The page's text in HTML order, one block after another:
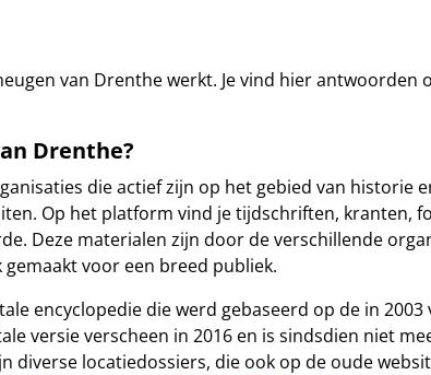
van Drenthe werkt. Je vind hier
Drenthe?
die actief zijn op het gebied van
Op het platform vind je tijdschriften, kranten,
Deze materialen zijn door de verschillende
voor een breed publiek.
encyclopedie die werd gebaseerd op de in
versie verscheen in 2016 en is sindsdien niet
diverse locatiedossiers, die ook op de oude